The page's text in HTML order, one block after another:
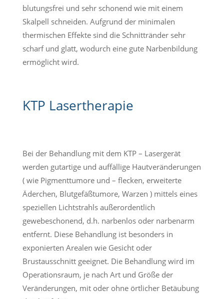
blutungsfrei und sehr schonend wie mit einem
Skalpell schneiden. Aufgrund der minimalen
thermischen Effekte sind die Schnittränder sehr
scharf und glatt, wodurch eine gute Narbenbildung
ermöglicht wird.
KTP Lasertherapie
Bei der Behandlung mit dem KTP – Lasergerät
werden gutartige und auffällige Hautveränderungen
( wie Pigmenttumore und – flecken, erweiterte
Äderchen, Blutgefäßtumore, Warzen ) mittels eines
speziellen Lichtstrahls außerordentlich
gewebeschonend, d.h. narbenlos oder narbenarm
entfernt. Diese Behandlung ist besonders in
exponierten Arealen wie Gesicht oder
Brustausschnitt geeignet. Die Behandlung wird im
Operationsraum, je nach Art und Größe der
Veränderungen, mit oder ohne örtlicher Betäubung